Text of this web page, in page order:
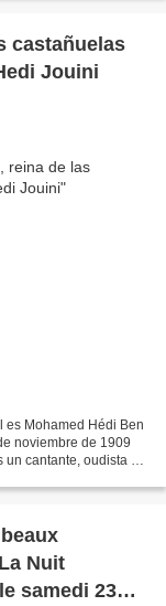
castañuelas
Jouini
noviembre de 1909
un cantante, oudista y
Nuit
samedi 23